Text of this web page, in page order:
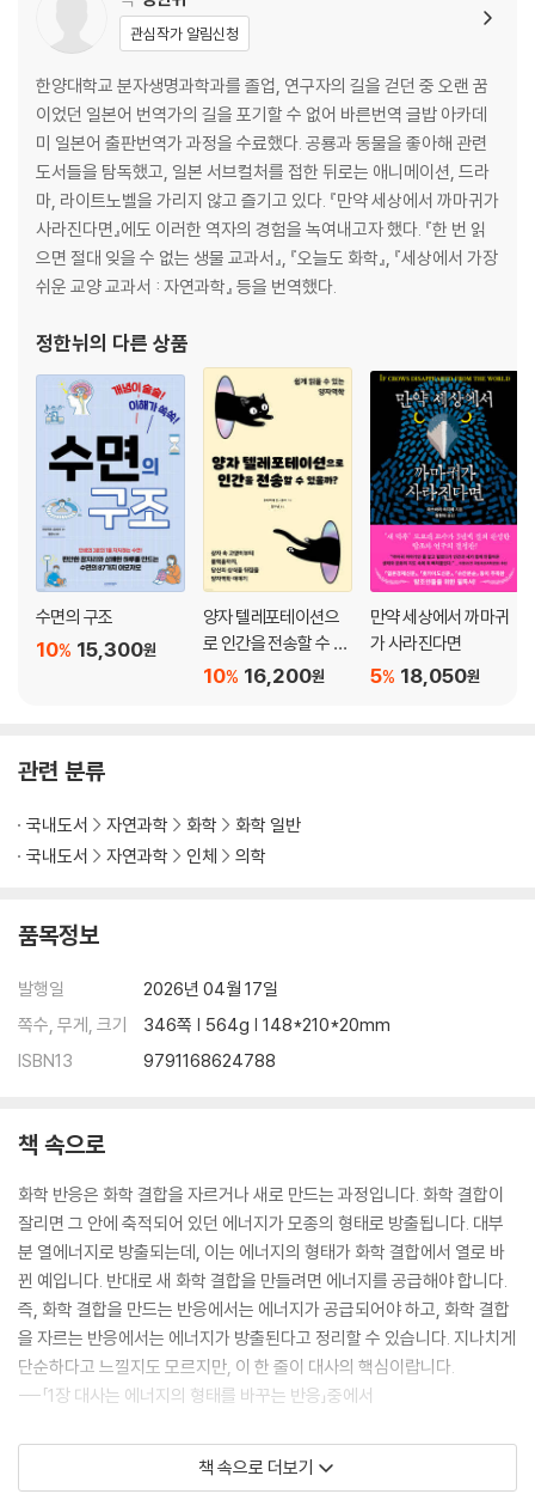
17장 무조건 살이 빠지는 다이어트법이 있다고?: 에너지 균형 문제
18장 살이 찌는 음식, 살이 빠지는 음식: 식사와 혈당
19장 아무것도 안 했는데 피곤한 이유: 기초 대사로 소비되는 에너지
20장 운동의 주역, 골격근: ATP를 소비하는 운동
21장 에너지는 고갈되지 않는다: 무산소 호흡과 운동
22장 지구력 경기의 한계: 산소 호흡과 운동
23장 세포의 소통: 세포 간 신호 전달
제4부 유전자
의 신비
25장 인간과 침팬지: DNA의 변화와 진화
26장 설계도로 몸을 만드는 과정: DNA→RNA→단백질
27장 파마머리는 왜 풀리지 않을까?: 단백질의 구조
28장 원숭이에서 호모 데우스로: 유전자 재조합과 유전체 편집
나오며
관심작가 알림신청
한양대학교 분자생명과학과를 졸업, 연구자의 길을 걷던 중 오랜 꿈
이었던 일본어 번역가의 길을 포기할 수 없어 바른번역 글밥 아카데
미 일본어 출판번역가 과정을 수료했다. 공룡과 동물을 좋아해 관련
도서들을 탐독했고, 일본 서브컬처를 접한 뒤로는 애니메이션, 드라
마, 라이트노벨을 가리지 않고 즐기고 있다. 『만약 세상에서 까마귀가
사라진다면』에도 이러한 역자의 경험을 녹여내고자 했다. 『한 번 읽
으면 절대 잊을 수 없는 생물 교과서』, 『오늘도 화학』, 『세상에서 가장
쉬운 교양 교과서 : 자연과학』 등을 번역했다.
정한뉘의 다른 상품
수면의 구조
15,300원
10%
양자 텔레포테이션으
로 인간을 전송할 수 있
을까? 16,200원
10%
만약 세상에서 까마귀
가 사라진다면
18,050원
5%
관련 분류
국내도서 자연과학 화학
화학 일반
국내도서
자연과학 인체 의학
품목정보
발행일
2026년 04월 17일
쪽수, 무게, 크기
346쪽 | 564g | 148*210*20mm
ISBN13
9791168624788
책 속으로
화학 반응은 화학 결합을 자르거나 새로 만드는 과정입니다. 화학 결합이
잘리면 그 안에 축적되어 있던 에너지가 모종의 형태로 방출됩니다. 대부
분 열에너지로 방출되는데, 이는 에너지의 형태가 화학 결합에서 열로 바
뀐 예입니다. 반대로 새 화학 결합을 만들려면 에너지를 공급해야 합니다.
즉, 화학 결합을 만드는 반응에서는 에너지가 공급되어야 하고, 화학 결합
을 자르는 반응에서는 에너지가 방출된다고 정리할 수 있습니다. 지나치게
단순하다고 느낄지도 모르지만, 이 한 줄이 대사의 핵심이랍니다.
---「1장 대사는 에너지의 형태를 바꾸는 반응」중에서
콜레스테롤은 구조는 지방산과 전혀 다릅니다(그림 3-1). 동맥 경화의 원
인이 되기에 몸에 안 좋은 물질로 알고 있는 사람도 많지만, 콜레스테롤 또
책 속으로 더보기